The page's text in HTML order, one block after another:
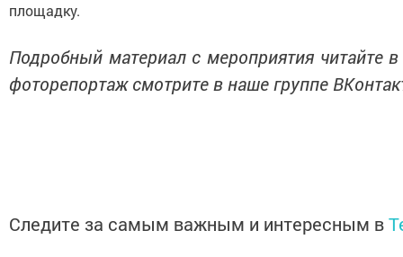
площадку.
Подробный материал с мероприятия читайте
фоторепортаж смотрите в наше группе
Следите за самым важным и интересным в